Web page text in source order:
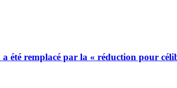
été remplacé par la « réduction pour